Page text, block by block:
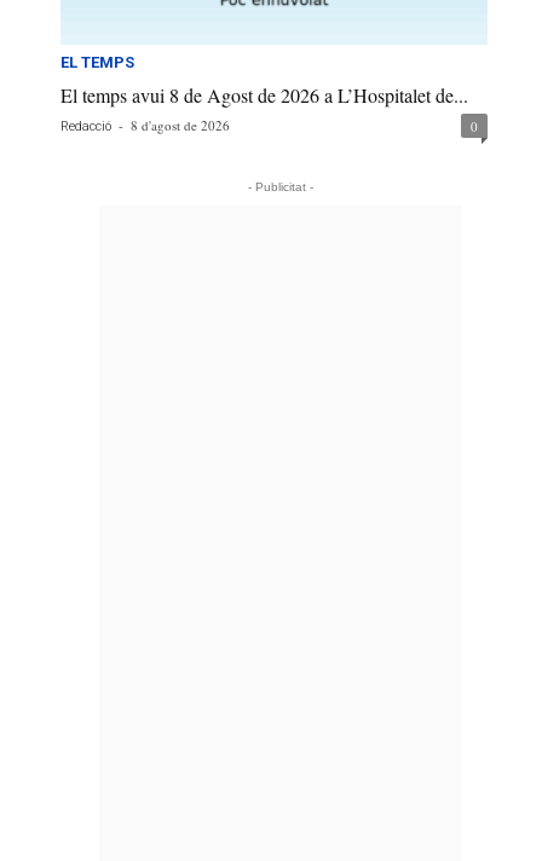
EL TEMPS
El temps avui 8 de Agost de 2026 a L’Hospitalet de...
Redacció - 8 d'agost de 2026 0
- Publicitat -